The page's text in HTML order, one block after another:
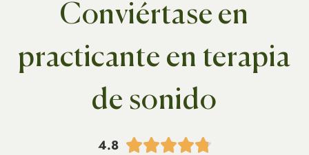
Conviértase en
practicante en terapia
de sonido
4.8 